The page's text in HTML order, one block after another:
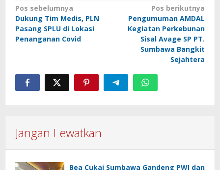
Navigasi
pos
Pos sebelumnya
Dukung Tim Medis, PLN
Pasang SPLU di Lokasi
Penanganan Covid
Pos berikutnya
Pengumuman AMDAL
Kegiatan Perkebunan
Sisal Avage SP PT.
Sumbawa Bangkit
Sejahtera
Jangan Lewatkan
Bea Cukai Sumbawa Gandeng PWI dan